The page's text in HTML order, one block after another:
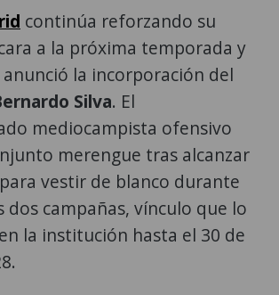
continúa reforzando su
a la próxima temporada y
la incorporación del
Silva. El
mediocampista ofensivo
merengue tras alcanzar
vestir de blanco durante
dos campañas, vínculo que lo
la institución hasta el 30 de